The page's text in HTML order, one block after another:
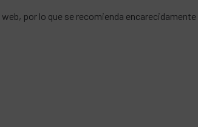
por lo que se recomienda